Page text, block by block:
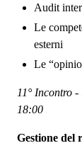
Audit
Le
esterni
Le
11° Incontro
18:00
Gestione del